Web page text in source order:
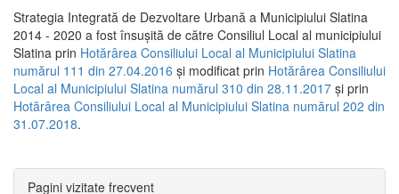
Strategia Integrată de Dezvoltare Urbană a Municipiului Slatina
2014 - 2020 a fost însuşită de către Consiliul Local al municipiului
Slatina prin Hotărârea Consiliului Local al Municipiului Slatina
numărul 111 din 27.04.2016 și modificat prin Hotărârea Consiliului
Local al Municipiului Slatina numărul 310 din 28.11.2017 și prin
Hotărârea Consiliului Local al Municipiului Slatina numărul 202 din
31.07.2018.
Pagini vizitate frecvent